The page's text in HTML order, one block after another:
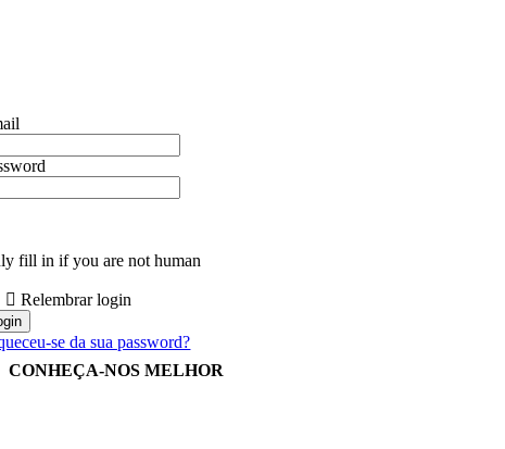
fill in if you are not human
Relembrar login
se da sua password?
CONHEÇA-NOS MELHOR